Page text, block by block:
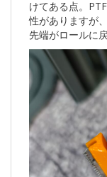
けてある点。
性がありますが
先端がロールに